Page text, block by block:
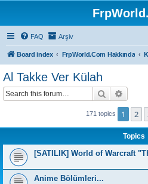
FAQ Arşiv
Board index FrpWorld.Com Hakkında
Al Takke Ver Külah
Search
171 topics 1 2
Topics
[SATILIK] World of Warcraft
Anime Bölümleri...